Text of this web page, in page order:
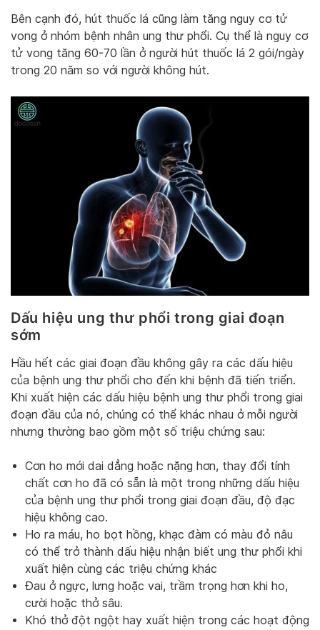
Bên cạnh đó, hút thuốc lá cũng làm tăng nguy cơ tử
vong ở nhóm bệnh nhân ung thư phổi. Cụ thể là nguy cơ
tử vong tăng 60-70 lần ở người hút thuốc lá 2 gói/ngày
trong 20 năm so với người không hút.
Dấu hiệu ung thư phổi trong giai đoạn
sớm
Hầu hết các giai đoạn đầu không gây ra các dấu hiệu
của bệnh ung thư phổi cho đến khi bệnh đã tiến triển.
Khi xuất hiện các dấu hiệu bệnh ung thư phổi trong giai
đoạn đầu của nó, chúng có thể khác nhau ở mỗi người
nhưng thường bao gồm một số triệu chứng sau:
Cơn ho mới dai dẳng hoặc nặng hơn, thay đổi tính
chất cơn ho đã có sẵn là một trong những dấu hiệu
của bệnh ung thư phổi trong giai đoạn đầu, độ đạc
hiệu không cao.
Ho ra máu, ho bọt hồng, khạc đàm có màu đỏ nâu
có thể trở thành dấu hiệu nhận biết ung thư phổi khi
xuất hiện cùng các triệu chứng khác
Đau ở ngực, lưng hoặc vai, trầm trọng hơn khi ho,
cười hoặc thở sâu.
Khó thở đột ngột hay xuất hiện trong các hoạt động